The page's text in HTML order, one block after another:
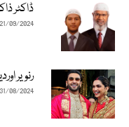
ڈاکٹر
21/09/2024
رنویر
31/08/2024